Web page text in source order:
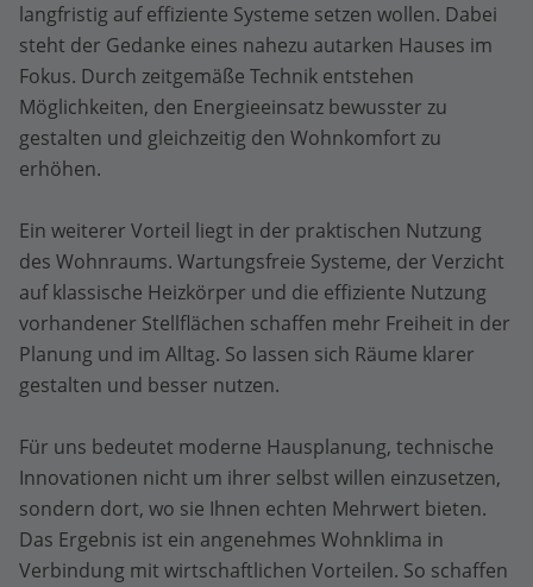
langfristig auf effiziente Systeme setzen wollen. Dabei
steht der Gedanke eines nahezu autarken Hauses im
Fokus. Durch zeitgemäße Technik entstehen
Möglichkeiten, den Energieeinsatz bewusster zu
gestalten und gleichzeitig den Wohnkomfort zu
erhöhen.
Ein weiterer Vorteil liegt in der praktischen Nutzung
des Wohnraums. Wartungsfreie Systeme, der Verzicht
auf klassische Heizkörper und die effiziente Nutzung
vorhandener Stellflächen schaffen mehr Freiheit in der
Planung und im Alltag. So lassen sich Räume klarer
gestalten und besser nutzen.
Für uns bedeutet moderne Hausplanung, technische
Innovationen nicht um ihrer selbst willen einzusetzen,
sondern dort, wo sie Ihnen echten Mehrwert bieten.
Das Ergebnis ist ein angenehmes Wohnklima in
Verbindung mit wirtschaftlichen Vorteilen. So schaffen